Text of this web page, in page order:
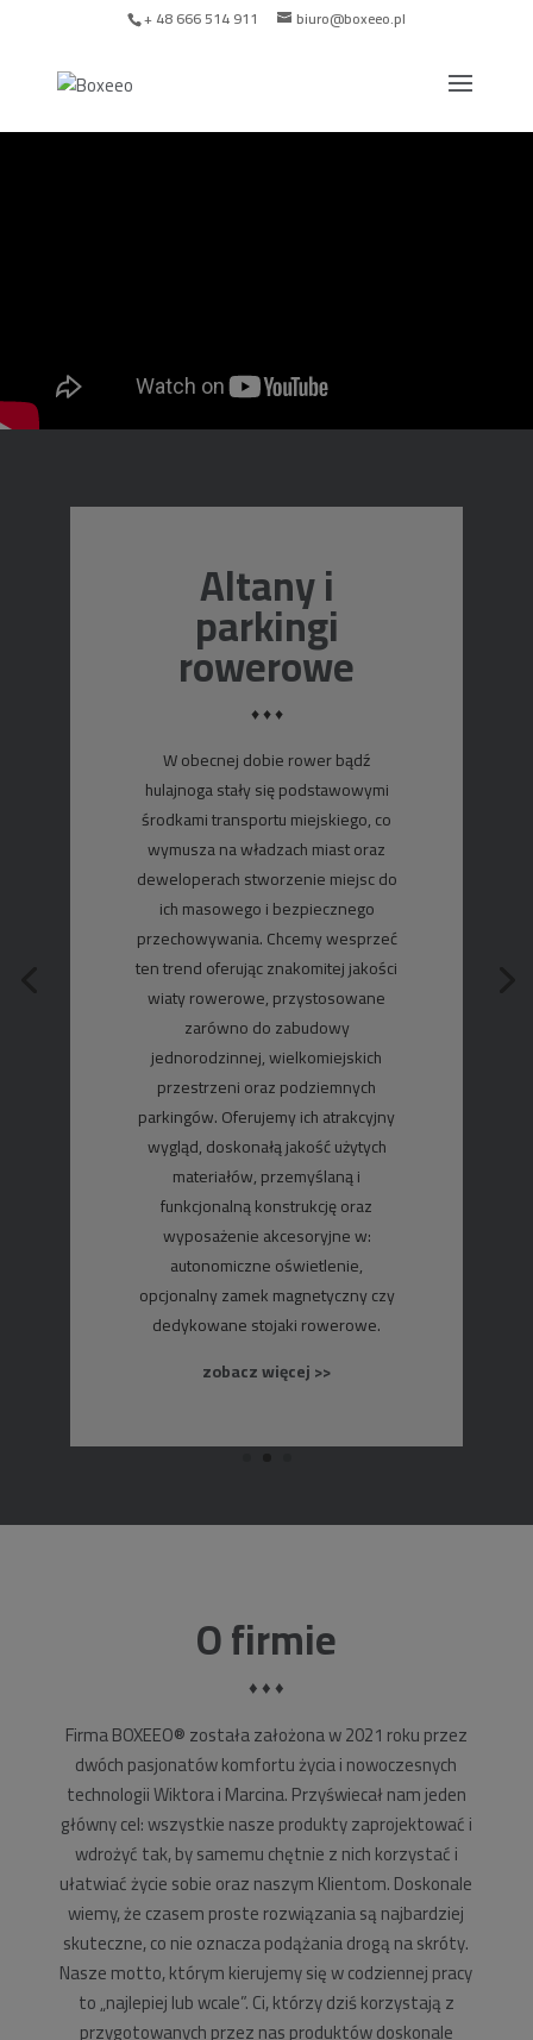
+ 48 666 514 911 biuro@boxeeo.pl
Altany i
parkingi
rowerowe
♦ ♦ ♦
W obecnej dobie rower bądź
hulajnoga stały się podstawowymi
środkami transportu miejskiego, co
wymusza na władzach miast oraz
deweloperach stworzenie miejsc do
ich masowego i bezpiecznego
przechowywania. Chcemy wesprzeć
ten trend oferując znakomitej jakości
wiaty rowerowe, przystosowane
zarówno do zabudowy
jednorodzinnej, wielkomiejskich
przestrzeni oraz podziemnych
parkingów. Oferujemy ich atrakcyjny
wygląd, doskonałą jakość użytych
materiałów, przemyślaną i
funkcjonalną konstrukcję oraz
wyposażenie akcesoryjne w:
autonomiczne oświetlenie,
opcjonalny zamek magnetyczny czy
dedykowane stojaki rowerowe.
zobacz więcej >>
O firmie
♦ ♦ ♦
Firma BOXEEO® została założona w 2021 roku przez
dwóch pasjonatów komfortu życia i nowoczesnych
technologii Wiktora i Marcina. Przyświecał nam jeden
główny cel: wszystkie nasze produkty zaprojektować i
wdrożyć tak, by samemu chętnie z nich korzystać i
ułatwiać życie sobie oraz naszym Klientom. Doskonale
wiemy, że czasem proste rozwiązania są najbardziej
skuteczne, co nie oznacza podążania drogą na skróty.
Nasze motto, którym kierujemy się w codziennej pracy
to „najlepiej lub wcale”. Ci, którzy dziś korzystają z
przygotowanych przez nas produktów doskonale